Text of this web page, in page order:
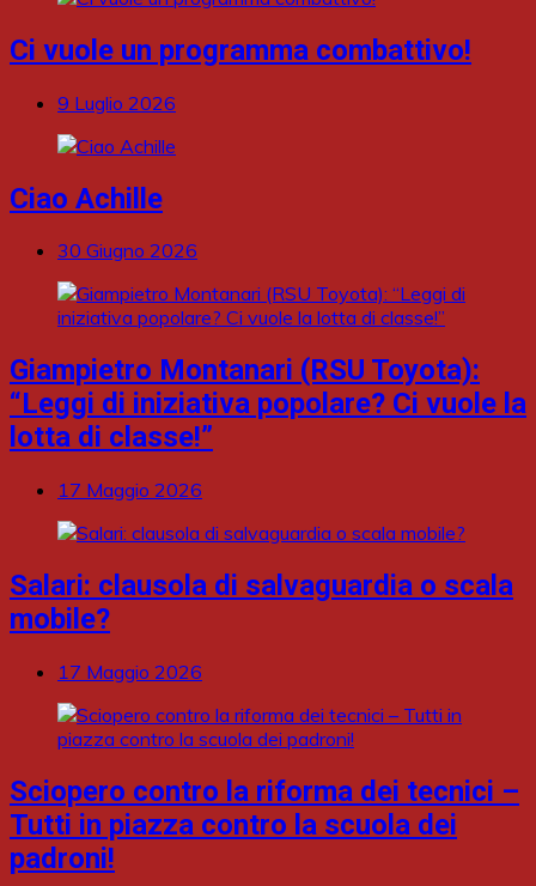
Ci vuole un programma combattivo!
9 Luglio 2026
Ciao Achille
30 Giugno 2026
Giampietro Montanari (RSU Toyota):
“Leggi di iniziativa popolare? Ci vuole la
lotta di classe!”
17 Maggio 2026
Salari: clausola di salvaguardia o scala
mobile?
17 Maggio 2026
Sciopero contro la riforma dei tecnici –
Tutti in piazza contro la scuola dei
padroni!